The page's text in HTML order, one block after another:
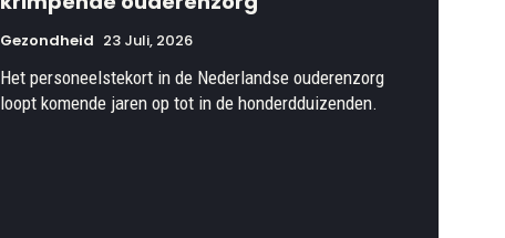
Gezondheid 23 Juli, 2026
Het personeelstekort in de Nederlandse ouderenzorg
loopt komende jaren op tot in de honderdduizenden.